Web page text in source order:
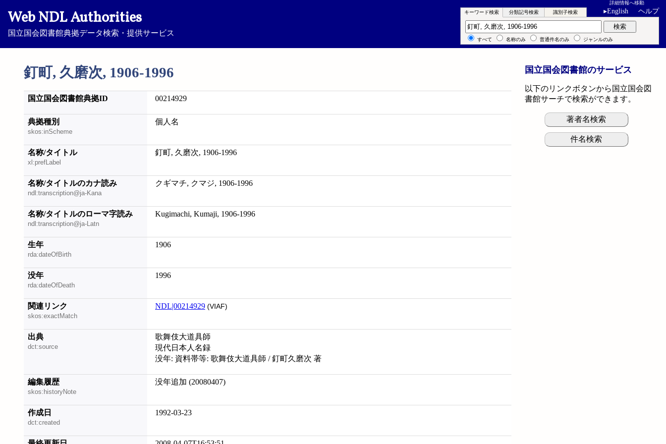
Web NDL Authorities
国立国会図書館典拠データ検索・提供サービス
詳細情報へ移動
▸English ヘルプ
釘町, 久磨次, 1906-1996
キーワード検索 分類記号検索 識別子検索
キーワード検索 検索
すべて 名称のみ 普通件名のみ ジャンルのみ
国立国会図書館典拠ID 00214929
典拠種別
skos:inScheme
個人名
名称/タイトル
xl:prefLabel
釘町, 久磨次, 1906-1996
名称/タイトルのカナ読み
ndl:transcription@ja-Kana
クギマチ, クマジ, 1906-1996
名称/タイトルのローマ字読み
ndl:transcription@ja-Latn
Kugimachi, Kumaji, 1906-1996
生年
rda:dateOfBirth
1906
没年
rda:dateOfDeath
1996
関連リンク
skos:exactMatch
NDL|00214929 (VIAF)
出典
dct:source
歌舞伎大道具師
現代日本人名録
没年: 資料帯等: 歌舞伎大道具師 / 釘町久磨次 著
編集履歴
skos:historyNote
没年追加 (20080407)
作成日
dct:created
1992-03-23
国立国会図書館のサービス
以下のリンクボタンから国立国会図
書館サーチで検索ができます。
著者名検索
件名検索